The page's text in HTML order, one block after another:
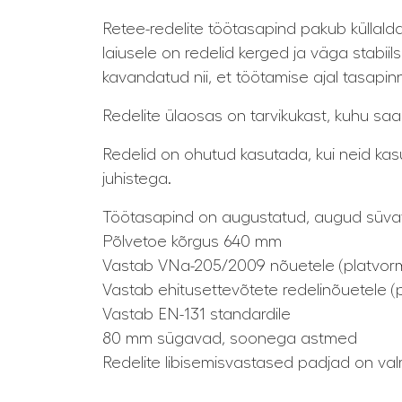
Retee-redelite töötasapind pakub
laiusele on redelid kerged ja väga
kavandatud nii, et töötamise ajal
Redelite ülaosas on tarvikukast, kuhu
Redelid on ohutud kasutada, kui neid
juhistega.
Töötasapind on augustatud, augud
Põlvetoe kõrgus 640 mm
Vastab VNa-205/2009 nõuetele
Vastab ehitusettevõtete redelinõuetele
Vastab EN-131 standardile
80 mm sügavad, soonega astmed
Redelite libisemisvastased padjad on